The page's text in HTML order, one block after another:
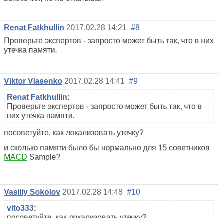
Renat Fatkhullin 2017.02.28 14:21 #8
Проверьте экспертов - запросто может быть так, что в них
утечка памяти.
Viktor Vlasenko 2017.02.28 14:41 #9
Renat Fatkhullin:
Проверьте экспертов - запросто может быть так, что в
них утечка памяти.
посоветуйте, как локализовать утечку?
и сколько памяти было бы нормально для 15 советников
MACD Sample?
Vasiliy Sokolov 2017.02.28 14:48 #10
vito333: